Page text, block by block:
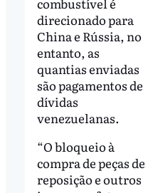
direcionado para
China e Rússia, no
entanto, as
quantias enviadas
são pagamentos de
dívidas
venezuelanas.
“O bloqueio à
compra de peças de
reposição e outros